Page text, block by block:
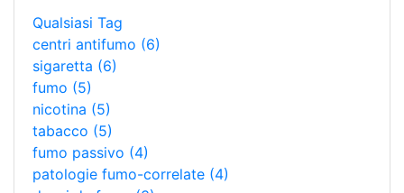
Qualsiasi Tag
centri antifumo (6)
sigaretta (6)
fumo (5)
nicotina (5)
tabacco (5)
fumo passivo (4)
patologie fumo-correlate (4)